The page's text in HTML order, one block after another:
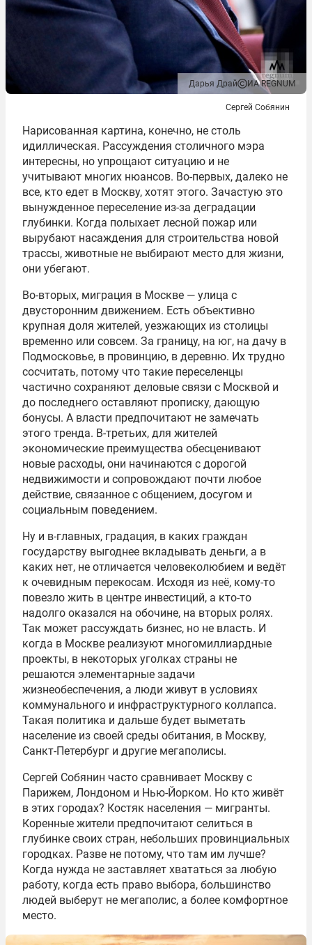
Дарья Драй ИА REGNUM
Сергей Собянин
Нарисованная картина, конечно, не столь
идиллическая. Рассуждения столичного мэра
интересны, но упрощают ситуацию и не
учитывают многих нюансов. Во-первых, далеко не
все, кто едет в Москву, хотят этого. Зачастую это
вынужденное переселение из-за деградации
глубинки. Когда полыхает лесной пожар или
вырубают насаждения для строительства новой
трассы, животные не выбирают место для жизни,
они убегают.
Во-вторых, миграция в Москве — улица с
двусторонним движением. Есть объективно
крупная доля жителей, уезжающих из столицы
временно или совсем. За границу, на юг, на дачу в
Подмосковье, в провинцию, в деревню. Их трудно
сосчитать, потому что такие переселенцы
частично сохраняют деловые связи с Москвой и
до последнего оставляют прописку, дающую
бонусы. А власти предпочитают не замечать
этого тренда. В-третьих, для жителей
экономические преимущества обесценивают
новые расходы, они начинаются с дорогой
недвижимости и сопровождают почти любое
действие, связанное с общением, досугом и
социальным поведением.
Ну и в-главных, градация, в каких граждан
государству выгоднее вкладывать деньги, а в
каких нет, не отличается человеколюбием и ведёт
к очевидным перекосам. Исходя из неё, кому-то
повезло жить в центре инвестиций, а кто-то
надолго оказался на обочине, на вторых ролях.
Так может рассуждать бизнес, но не власть. И
когда в Москве реализуют многомиллиардные
проекты, в некоторых уголках страны не
решаются элементарные задачи
жизнеобеспечения, а люди живут в условиях
коммунального и инфраструктурного коллапса.
Такая политика и дальше будет выметать
население из своей среды обитания, в Москву,
Санкт-Петербург и другие мегаполисы.
Сергей Собянин часто сравнивает Москву с
Парижем, Лондоном и Нью-Йорком. Но кто живёт
в этих городах? Костяк населения — мигранты.
Коренные жители предпочитают селиться в
глубинке своих стран, небольших провинциальных
городках. Разве не потому, что там им лучше?
Когда нужда не заставляет хвататься за любую
работу, когда есть право выбора, большинство
людей выберут не мегаполис, а более комфортное
место.